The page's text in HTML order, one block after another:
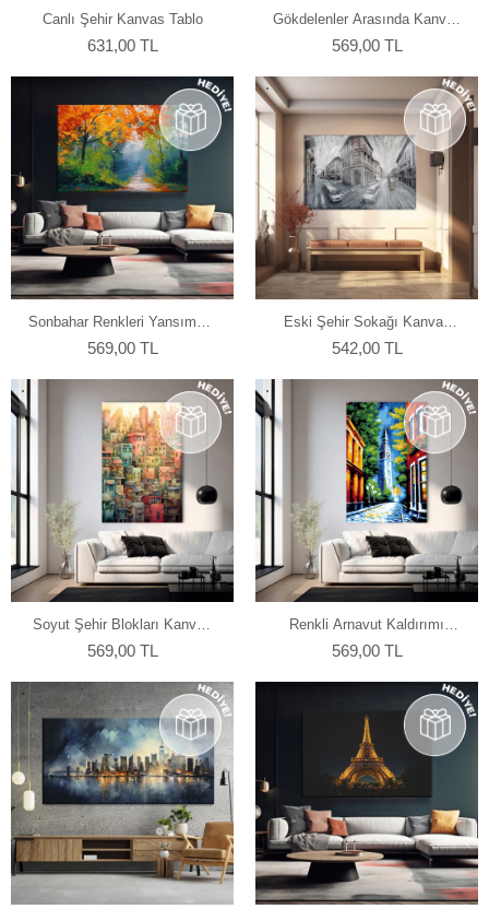
Canlı Şehir Kanvas Tablo
631,00 TL
Gökdelenler Arasında Kanvas
Tablo
569,00 TL
Sonbahar Renkleri Yansıması
Kanvas Tablo
569,00 TL
Eski Şehir Sokağı Kanvas
Tablo
542,00 TL
Soyut Şehir Blokları Kanvas
Tablo
569,00 TL
Renkli Arnavut Kaldırımı
Kanvas Tablo
569,00 TL